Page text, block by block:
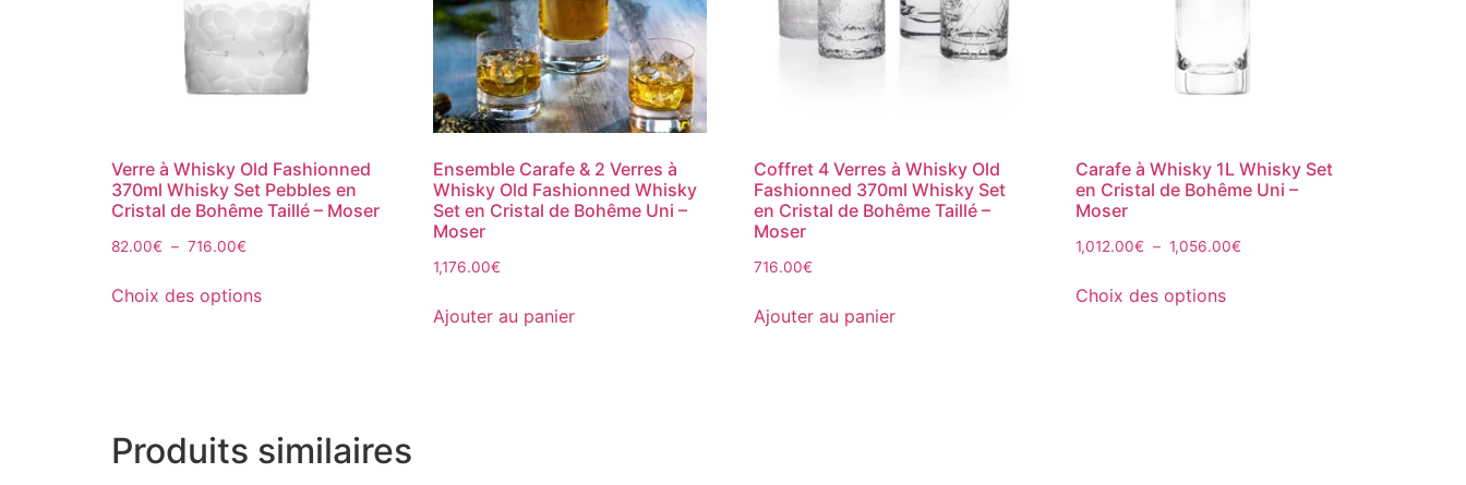
Verre à Whisky Old Fashionned
370ml Whisky Set Pebbles en
Cristal de Bohême Taillé – Moser
82.00€ – 716.00€
Choix des options
Ensemble Carafe & 2 Verres à
Whisky Old Fashionned Whisky
Set en Cristal de Bohême Uni –
Moser
1,176.00€
Ajouter au panier
Coffret 4 Verres à Whisky Old
Fashionned 370ml Whisky Set
en Cristal de Bohême Taillé –
Moser
716.00€
Ajouter au panier
Carafe à Whisky 1L Whisky Set
en Cristal de Bohême Uni –
Moser
1,012.00€ – 1,056.00€
Choix des options
Produits similaires